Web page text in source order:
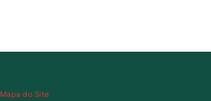
Mapa do Site